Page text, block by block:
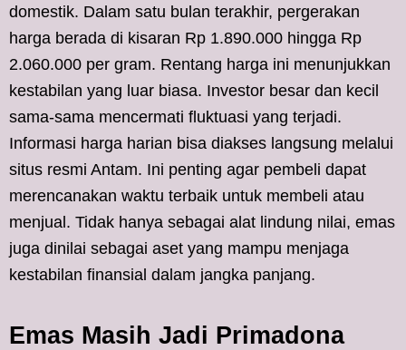
domestik. Dalam satu bulan terakhir, pergerakan
harga berada di kisaran Rp 1.890.000 hingga Rp
2.060.000 per gram. Rentang harga ini menunjukkan
kestabilan yang luar biasa. Investor besar dan kecil
sama-sama mencermati fluktuasi yang terjadi.
Informasi harga harian bisa diakses langsung melalui
situs resmi Antam. Ini penting agar pembeli dapat
merencanakan waktu terbaik untuk membeli atau
menjual. Tidak hanya sebagai alat lindung nilai, emas
juga dinilai sebagai aset yang mampu menjaga
kestabilan finansial dalam jangka panjang.
Emas Masih Jadi Primadona